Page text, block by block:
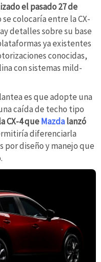
el pasado 27 de
colocaría entre la CX-
detalles sobre su base
ya existentes
conocidas,
con sistemas mild-
es que adopte una
caída de techo tipo
CX-4 queMazdalanzó
diferenciarla
por diseño y manejo que